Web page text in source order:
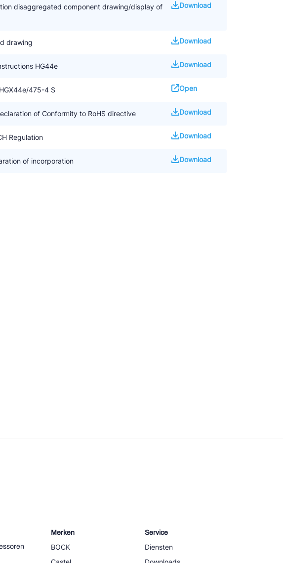
disaggregated component drawing/display of
Download
drawing Download
HG44e Download
475-4 S Open
of Conformity to RoHS directive Download
Regulation Download
of incorporation Download
Merken
BOCK
Service
Diensten